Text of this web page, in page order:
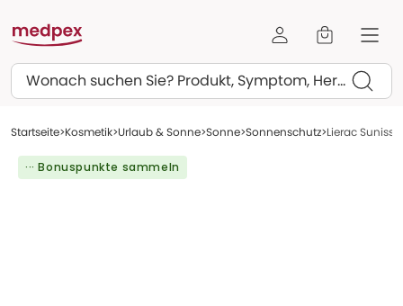
Suchen
Startseite Kosmetik Urlaub & Sonne Sonne Sonnenschutz Lierac
··· Bonuspunkte sammeln